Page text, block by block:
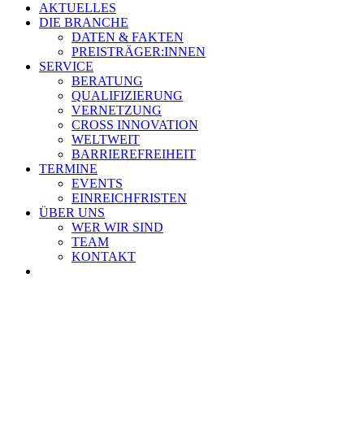
AKTUELLES
DIE BRANCHE
DATEN & FAKTEN
PREISTRÄGER:INNEN
SERVICE
BERATUNG
QUALIFIZIERUNG
VERNETZUNG
CROSS INNOVATION
WELTWEIT
BARRIEREFREIHEIT
TERMINE
EVENTS
EINREICHFRISTEN
ÜBER UNS
WER WIR SIND
TEAM
KONTAKT